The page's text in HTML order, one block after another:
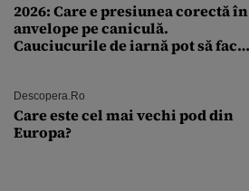
2026: Care e presiunea corectă în
anvelope pe caniculă.
Cauciucurile de iarnă pot să facă
Descopera.ro
Care este cel mai vechi pod din
Europa?